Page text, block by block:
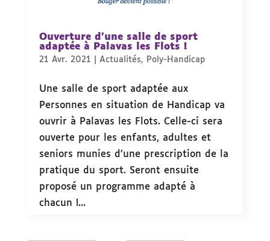
Ouverture d’une salle de sport
adaptée à Palavas les Flots !
21 Avr. 2021 Actualités, Poly-Handicap
Une salle de sport adaptée aux
Personnes en situation de Handicap va
ouvrir à Palavas les Flots. Celle-ci sera
ouverte pour les enfants, adultes et
seniors munies d’une prescription de la
pratique du sport. Seront ensuite
proposé un programme adapté à
chacun !...